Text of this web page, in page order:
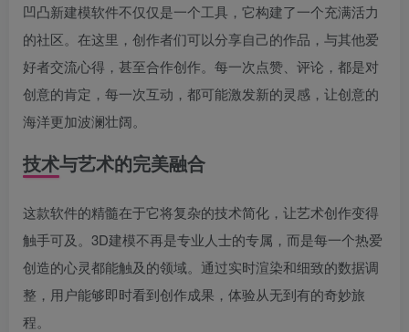
凹凸新建模软件不仅仅是一个工具，它构建了一个充满活力
的社区。在这里，创作者们可以分享自己的作品，与其他爱
好者交流心得，甚至合作创作。每一次点赞、评论，都是对
创意的肯定，每一次互动，都可能激发新的灵感，让创意的
海洋更加波澜壮阔。
技术与艺术的完美融合
这款软件的精髓在于它将复杂的技术简化，让艺术创作变得
触手可及。3D建模不再是专业人士的专属，而是每一个热爱
创造的心灵都能触及的领域。通过实时渲染和细致的数据调
整，用户能够即时看到创作成果，体验从无到有的奇妙旅
程。